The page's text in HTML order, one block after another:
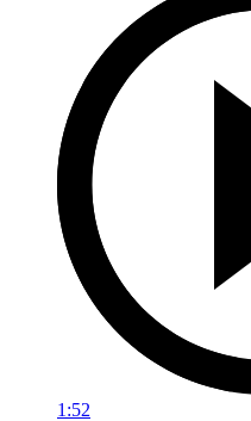
1:52